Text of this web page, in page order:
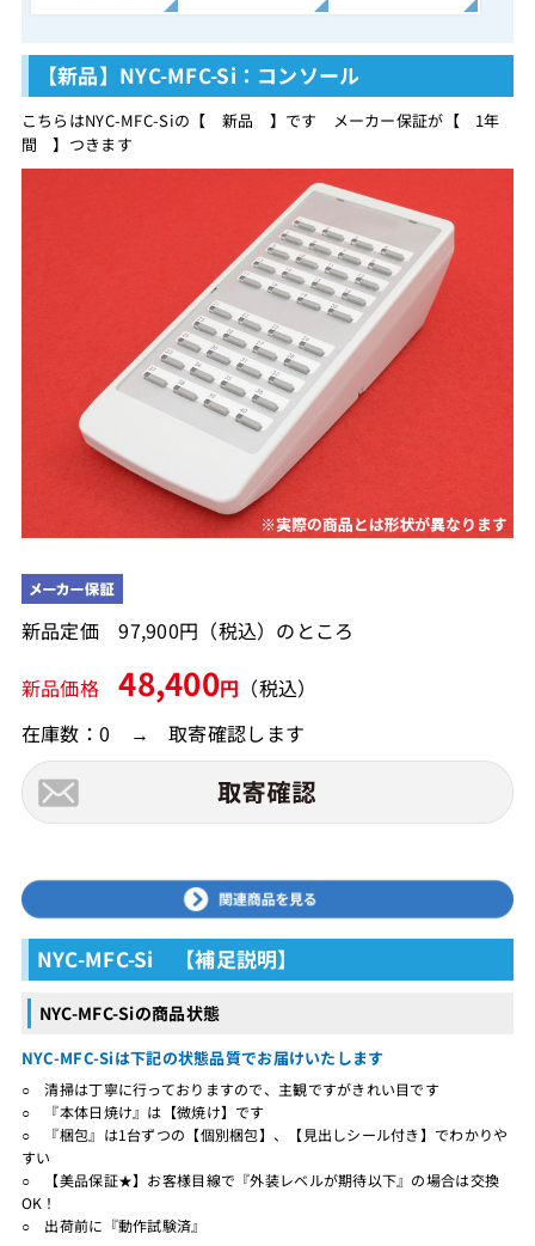
【新品】NYC-MFC-Si：コンソール
こちらはNYC-MFC-Siの【 新品 】です メーカー保証が【 1年
間 】つきます
新品定価 97,900円（税込）のところ
新品価格48,400円 （税込）
在庫数：0 → 取寄確認します
NYC-MFC-Si 【補足説明】
NYC-MFC-Siの商品状態
NYC-MFC-Siは下記の状態品質でお届けいたします
○ 清掃は丁寧に行っておりますので、主観ですがきれい目です
○ 『本体日焼け』は【微焼け】です
○ 『梱包』は1台ずつの【個別梱包】、【見出しシール付き】でわかりや
すい
○ 【美品保証★】お客様目線で『外装レベルが期待以下』の場合は交換
OK！
○ 出荷前に『動作試験済』